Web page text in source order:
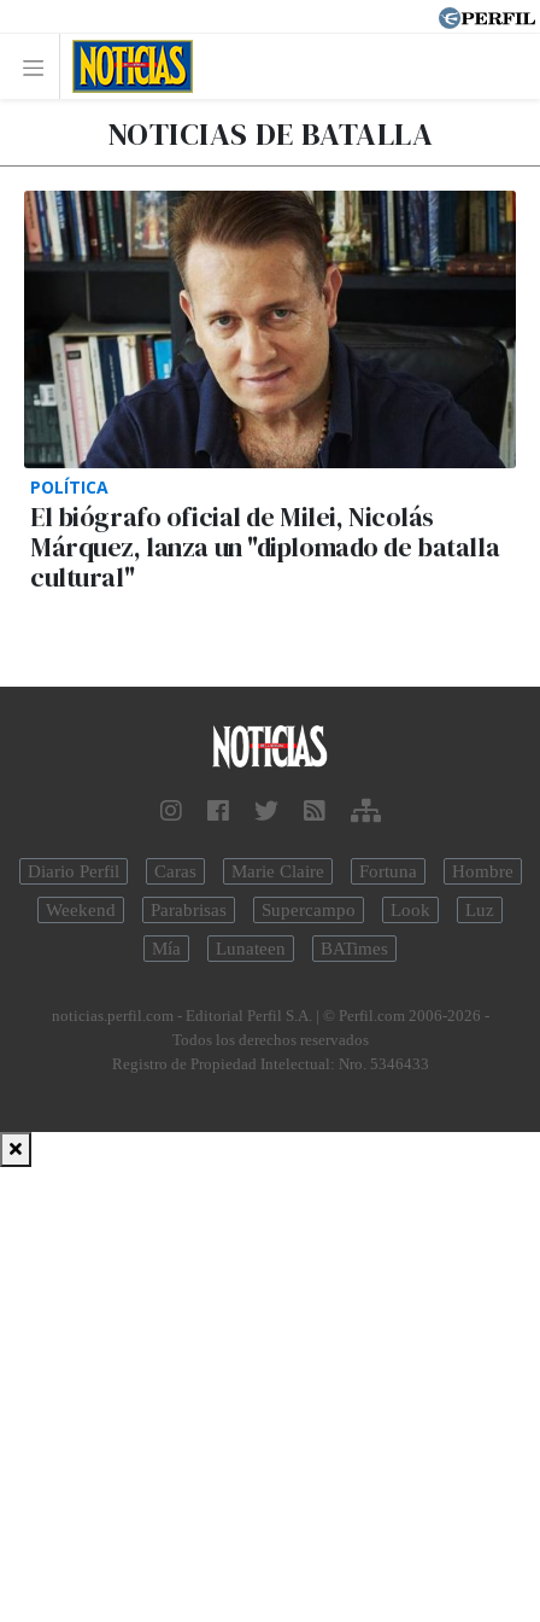
NOTICIAS DE BATALLA
POLÍTICA
El biógrafo oficial de Milei, Nicolás
Márquez, lanza un "diplomado de batalla
cultural"
Diario Perfil Caras Marie Claire Fortuna
Hombre
Weekend
Parabrisas Supercampo Look
Luz
Mía
Lunateen BATimes
noticias.perfil.com - Editorial Perfil S.A. | © Perfil.com 2006-2026 -
Todos los derechos reservados
Registro de Propiedad Intelectual: Nro. 5346433